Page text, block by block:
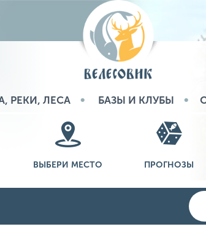
РЕКИ, ЛЕСА БАЗЫ И КЛУБЫ
ВЫБЕРИ МЕСТО ПРОГНОЗЫ